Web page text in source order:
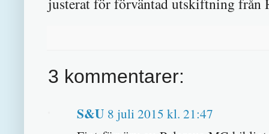
3 kommentarer:
S&U 8 juli 2015 kl. 21:47